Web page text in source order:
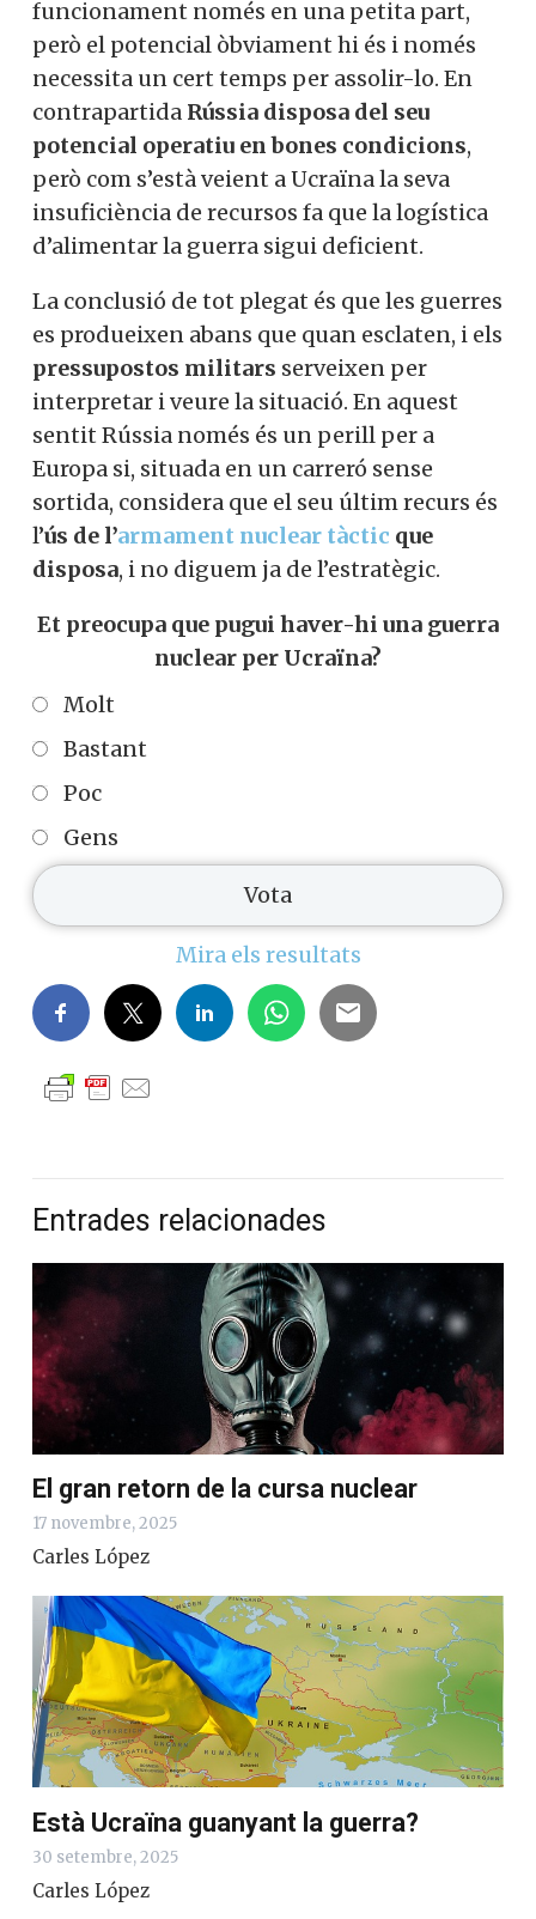
funcionament només en una petita part,
però el potencial òbviament hi és i només
necessita un cert temps per assolir-lo. En
contrapartida Rússia disposa del seu
potencial operatiu en bones condicions,
però com s’està veient a Ucraïna la seva
insuficiència de recursos fa que la logística
d’alimentar la guerra sigui deficient.
La conclusió de tot plegat és que les guerres
es produeixen abans que quan esclaten, i els
pressupostos militars serveixen per
interpretar i veure la situació. En aquest
sentit Rússia només és un perill per a
Europa si, situada en un carreró sense
sortida, considera que el seu últim recurs és
l’ús de l’armament nuclear tàctic que
disposa, i no diguem ja de l’estratègic.
Et preocupa que pugui haver-hi una guerra
nuclear per Ucraïna?
Molt
Bastant
Poc
Gens
Mira els resultats
Entrades relacionades
El gran retorn de la cursa nuclear
17 novembre, 2025
Carles López
Està Ucraïna guanyant la guerra?
30 setembre, 2025
Carles López